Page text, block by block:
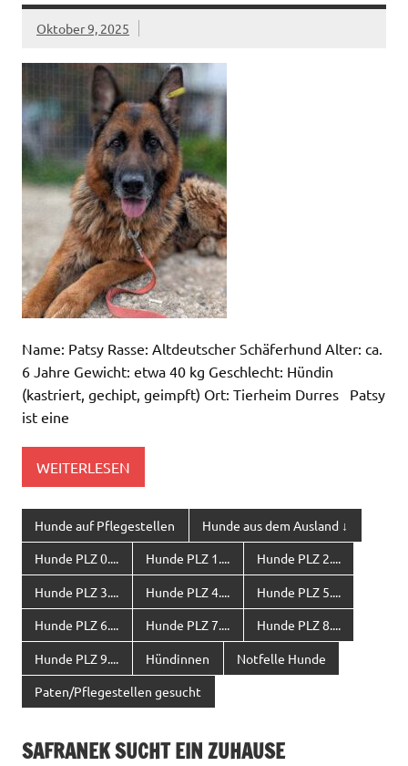
Oktober 9, 2025
Name: Patsy Rasse: Altdeutscher Schäferhund Alter: ca.
6 Jahre Gewicht: etwa 40 kg Geschlecht: Hündin
(kastriert, gechipt, geimpft) Ort: Tierheim Durres Patsy
ist eine
WEITERLESEN
Hunde auf Pflegestellen Hunde aus dem Ausland ↓
Hunde PLZ 0.... Hunde PLZ 1.... Hunde PLZ 2....
Hunde PLZ 3.... Hunde PLZ 4.... Hunde PLZ 5....
Hunde PLZ 6.... Hunde PLZ 7.... Hunde PLZ 8....
Hunde PLZ 9.... Hündinnen Notfelle Hunde
Paten/Pflegestellen gesucht
SAFRANEK SUCHT EIN ZUHAUSE